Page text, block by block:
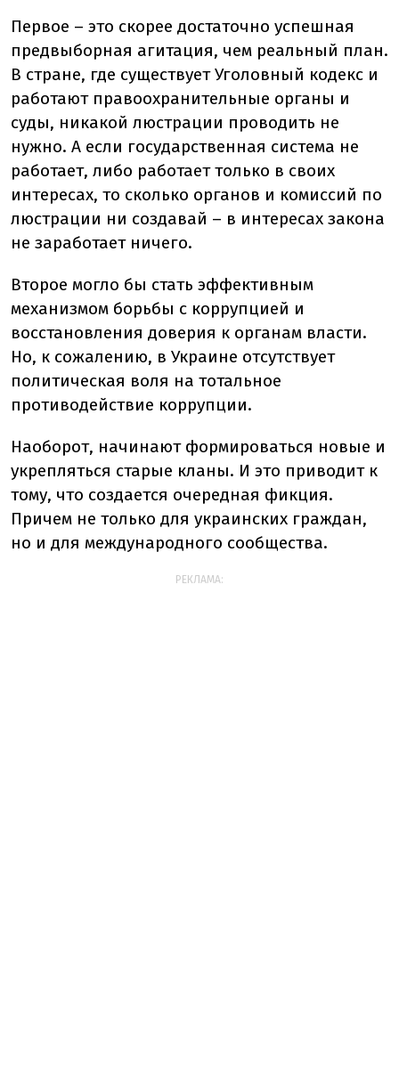
Первое – это скорее достаточно успешная
предвыборная агитация, чем реальный план.
В стране, где существует Уголовный кодекс и
работают правоохранительные органы и
суды, никакой люстрации проводить не
нужно. А если государственная система не
работает, либо работает только в своих
интересах, то сколько органов и комиссий по
люстрации ни создавай – в интересах закона
не заработает ничего.
Второе могло бы стать эффективным
механизмом борьбы с коррупцией и
восстановления доверия к органам власти.
Но, к сожалению, в Украине отсутствует
политическая воля на тотальное
противодействие коррупции.
Наоборот, начинают формироваться новые и
укрепляться старые кланы. И это приводит к
тому, что создается очередная фикция.
Причем не только для украинских граждан,
но и для международного сообщества.
РЕКЛАМА: